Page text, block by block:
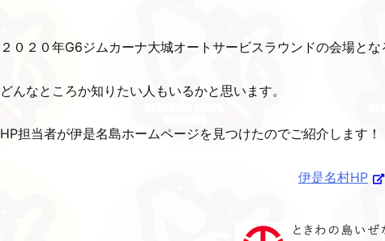
２０２０年G6ジムカーナ大城オートサービスラウンドの会場と
どんなところか知りたい人もいるかと思います。
HP担当者が伊是名島ホームページを見つけたのでご紹介します！
伊是名村HP